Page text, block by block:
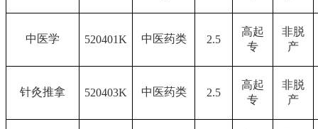
中医学 520401K 中医药类 2.5
高起
专
非脱
产
针灸推拿 520403K 中医药类 2.5
高起
专
非脱
产